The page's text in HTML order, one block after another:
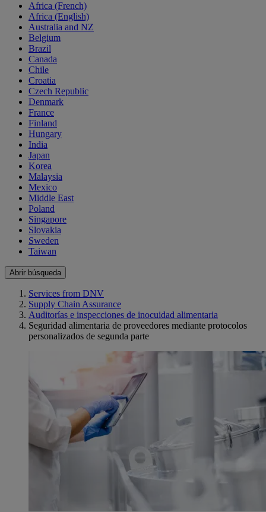
Africa (French)
Africa (English)
Australia and NZ
Belgium
Brazil
Canada
Chile
Croatia
Czech Republic
Denmark
France
Finland
Hungary
India
Japan
Korea
Malaysia
Mexico
Middle East
Poland
Singapore
Slovakia
Sweden
Taiwan
Abrir búsqueda
Services from DNV
Supply Chain Assurance
Auditorías e inspecciones de inocuidad alimentaria
Seguridad alimentaria de proveedores mediante protocolos
personalizados de segunda parte